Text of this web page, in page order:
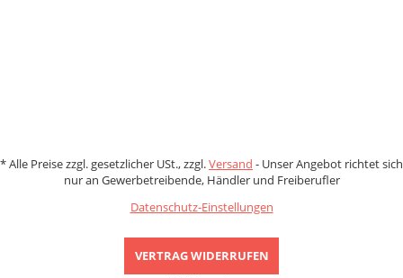
*Alle Preise zzgl. gesetzlicher USt., zzgl.Versand - Unser Angebot richtet sich
nur an Gewerbetreibende, Händler und Freiberufler
Datenschutz-Einstellungen
VERTRAG WIDERRUFEN